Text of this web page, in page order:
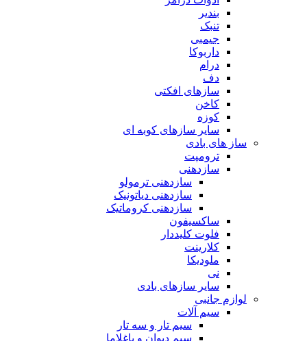
بندیر
تنبک
جیمبی
داربوکا
درام
دف
سازهای افکتی
کاخن
کوزه
سایر سازهای کوبه ای
ساز های بادی
ترومپت
سازدهنی
سازدهنی ترمولو
سازدهنی دیاتونیک
سازدهنی کروماتیک
ساکسیفون
فلوت کلیددار
کلارینت
ملودیکا
نی
سایر سازهای بادی
لوازم جانبی
سیم آلات
سیم تار و سه تار
سیم دیوان و باغلاما